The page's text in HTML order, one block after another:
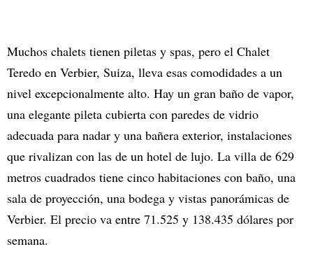
Muchos chalets tienen piletas y spas, pero el Chalet
Teredo en Verbier, Suiza, lleva esas comodidades a un
nivel excepcionalmente alto. Hay un gran baño de vapor,
una elegante pileta cubierta con paredes de vidrio
adecuada para nadar y una bañera exterior, instalaciones
que rivalizan con las de un hotel de lujo. La villa de 629
metros cuadrados tiene cinco habitaciones con baño, una
sala de proyección, una bodega y vistas panorámicas de
Verbier. El precio va entre 71.525 y 138.435 dólares por
semana.